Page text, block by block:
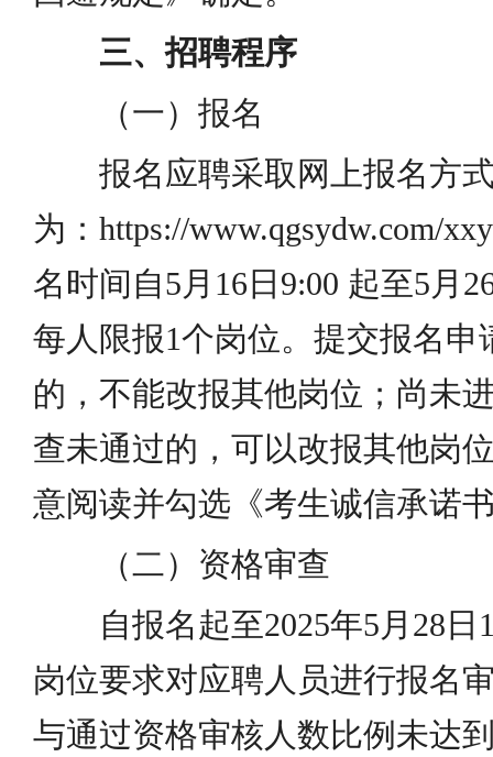
三、招聘程序
（一）报名
报名应聘采取网上报名方
为：https://www.qgsydw.com/
名时间自5月16日9:00 起至5月
每人限报1个岗位。提交报名
的，不能改报其他岗位；尚未
查未通过的，可以改报其他岗
意阅读并勾选《考生诚信承诺
（二）资格审查
自报名起至2025年5月28
岗位要求对应聘人员进行报名
与通过资格审核人数比例未达